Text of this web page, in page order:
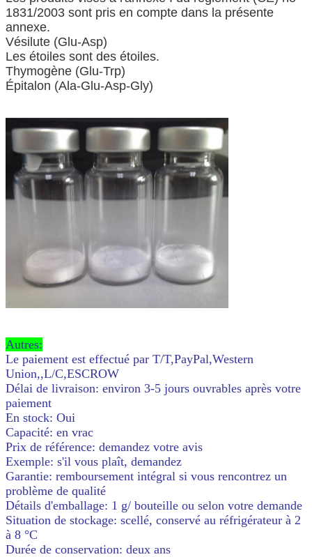
1831/2003 sont pris en compte dans la présente
annexe.
Vésilute (Glu-Asp)
Les étoiles sont des étoiles.
Thymogène (Glu-Trp)
Épitalon (Ala-Glu-Asp-Gly)
Autres:
Le paiement est effectué par T/T,PayPal,Western
Union,,L/C,ESCROW
Délai de livraison: environ 3-5 jours ouvrables après votre
paiement
En stock: Oui
Capacité: en vrac
Prix de référence: demandez votre avis
Exemple: s'il vous plaît, demandez
Garantie: remboursement intégral si vous rencontrez un
problème de qualité
Détails d'emballage: 1 g/ bouteille ou selon votre demande
Situation de stockage: scellé, conservé au réfrigérateur à 2
à 8 °C
Durée de conservation: deux ans